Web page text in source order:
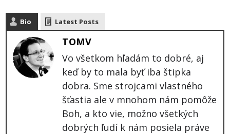
Bio Latest Posts
TOMV
Vo všetkom hľadám to dobré, aj
keď by to mala byť iba štipka
dobra. Sme strojcami vlastného
šťastia ale v mnohom nám pomôže
Boh, a kto vie, možno všetkých
dobrých ľudí k nám posiela práve